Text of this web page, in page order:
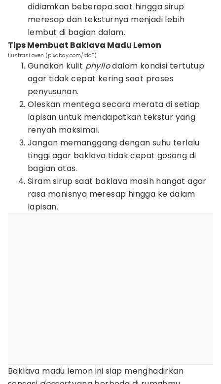
didiamkan beberapa saat hingga sirup
meresap dan teksturnya menjadi lebih
lembut di bagian dalam.
Tips Membuat Baklava Madu Lemon
ilustrasi oven (pixabay.com/IdaT)
Gunakan kulit phyllodalam kondisi tertutup
agar tidak cepat kering saat proses
penyusunan.
Oleskan mentega secara merata di setiap
lapisan untuk mendapatkan tekstur yang
renyah maksimal.
Jangan memanggang dengan suhu terlalu
tinggi agar baklava tidak cepat gosong di
bagian atas.
Siram sirup saat baklava masih hangat agar
rasa manisnya meresap hingga ke dalam
lapisan.
Baklava madu lemon ini siap menghadirkan